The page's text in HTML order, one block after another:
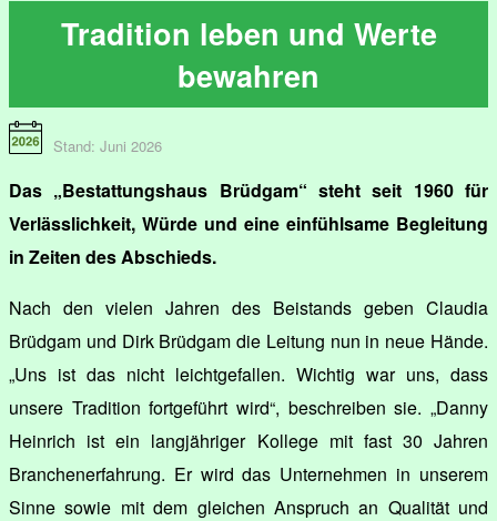
Tradition leben und Werte
bewahren
Stand: Juni 2026
Das „Bestattungshaus Brüdgam“ steht seit 1960 für
Verlässlichkeit, Würde und eine einfühlsame Begleitung
in Zeiten des Abschieds.
Nach den vielen Jahren des Beistands geben Claudia
Brüdgam und Dirk Brüdgam die Leitung nun in neue Hände.
„Uns ist das nicht leichtgefallen. Wichtig war uns, dass
unsere Tradition fortgeführt wird“, beschreiben sie. „Danny
Heinrich ist ein langjähriger Kollege mit fast 30 Jahren
Branchenerfahrung. Er wird das Unternehmen in unserem
Sinne sowie mit dem gleichen Anspruch an Qualität und